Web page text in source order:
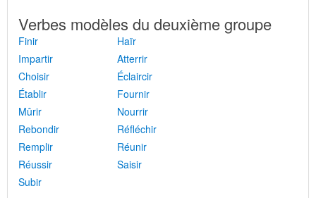
Verbes modèles du deuxième groupe
Finir
Haïr
Impartir
Atterrir
Choisir
Éclaircir
Établir
Fournir
Mûrir
Nourrir
Rebondir
Réfléchir
Remplir
Réunir
Réussir
Saisir
Subir